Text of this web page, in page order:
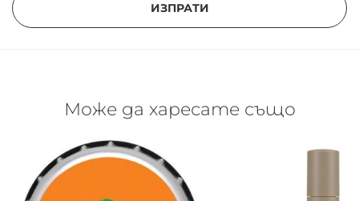
ИЗПРАТИ
Може да харесате също